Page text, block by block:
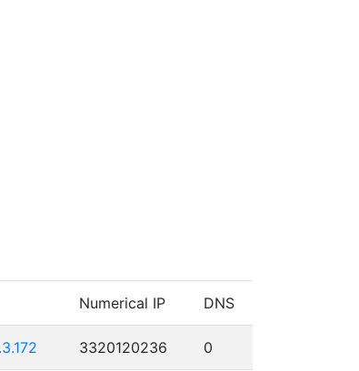
Numerical IP DNS
3320120236 0